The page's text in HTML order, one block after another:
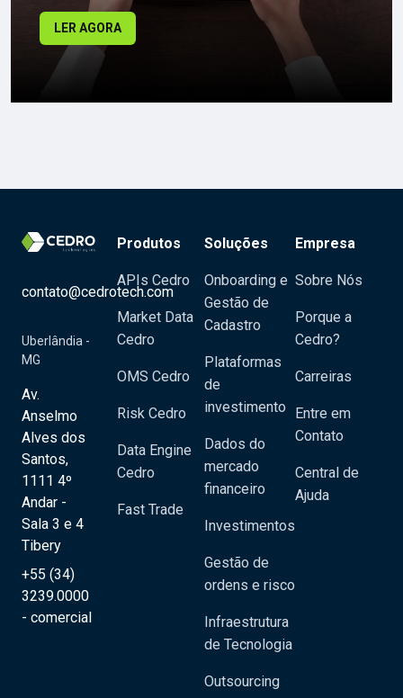
LER AGORA
contato@cedrotech.com
Uberlândia -
MG
Av.
Anselmo
Alves dos
Santos,
1111 4º
Andar -
Sala 3 e 4
Tibery
+55 (34)
3239.0000
- comercial
Produtos
APIs Cedro
Market Data
Cedro
OMS Cedro
Risk Cedro
Data Engine
Cedro
Fast Trade
Soluções
Onboarding e
Gestão de
Cadastro
Plataformas
de
investimento
Dados do
mercado
financeiro
Investimentos
Gestão de
ordens e risco
Infraestrutura
de Tecnologia
Outsourcing
Empresa
Sobre Nós
Porque a
Cedro?
Carreiras
Entre em
Contato
Central de
Ajuda